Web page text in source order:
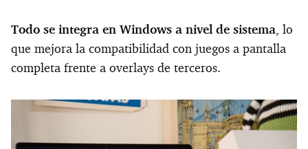
Todo se integra en Windows a nivel de sistema, lo
que mejora la compatibilidad con juegos a pantalla
completa frente a overlays de terceros.